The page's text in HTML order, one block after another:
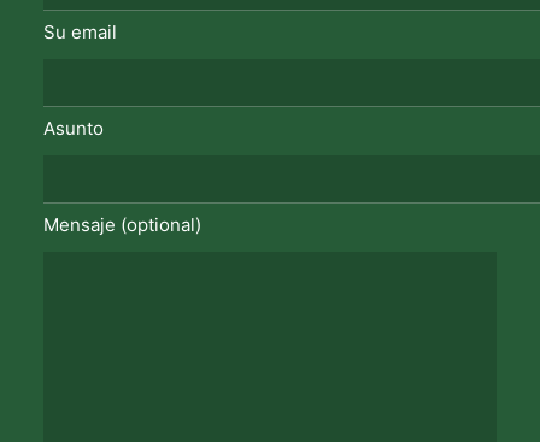
Su email
Asunto
Mensaje (optional)